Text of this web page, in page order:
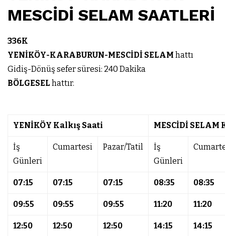
MESCİDİ SELAM SAATLERİ
336K
YENİKÖY-KARABURUN-MESCİDİ SELAM hattı
Gidiş-Dönüş sefer süresi: 240 Dakika
BÖLGESEL hattır.
YENİKÖY Kalkış Saati MESCİDİ SELAM
İş
Günleri
Cumartesi Pazar/Tatil
İş
Günleri
07:15 07:15 07:15 08:35 08:35
09:55 09:55 09:55 11:20 11:20
12:50 12:50 12:50 14:15 14:15